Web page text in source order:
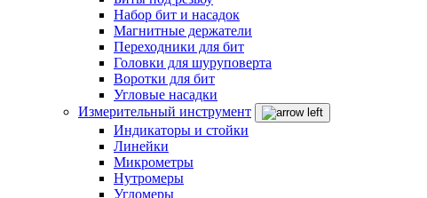
Набор бит и насадок
Магнитные держатели
Переходники для бит
Головки для шуруповерта
Воротки для бит
Угловые насадки
Измерительный инструмент
Индикаторы и стойки
Линейки
Микрометры
Нутромеры
Угломеры